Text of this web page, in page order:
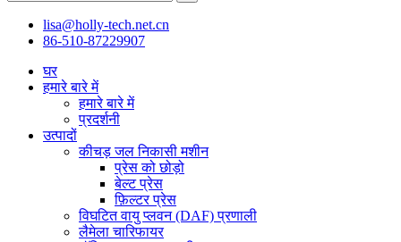
lisa@holly-tech.net.cn
86-510-87229907
घर
हमारे बारे में
हमारे बारे में
प्रदर्शनी
उत्पादों
कीचड़ जल निकासी मशीन
प्रेस को छोड़ो
बेल्ट प्रेस
फ़िल्टर प्रेस
विघटित वायु प्लवन (DAF) प्रणाली
लैमेला चारिफायर